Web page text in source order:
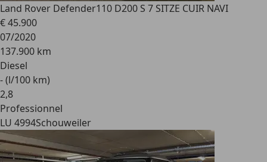
Land Rover Defender110 D200 S 7 SITZE CUIR NAVI
€ 45.900
07/2020
137.900 km
Diesel
- (l/100 km)
2,8
Professionnel
LU 4994Schouweiler